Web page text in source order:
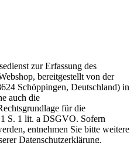
zur Erfassung des
bereitgestellt von der
Schöppingen, Deutschland) in
auch die
für die
S. 1 lit. a DSGVO. Sofern
entnehmen Sie bitte weitere
Datenschutzerklärung.